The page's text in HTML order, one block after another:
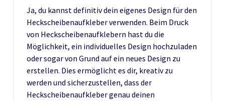
Ja, du kannst definitiv dein eigenes Design für den
Heckscheibenaufkleber verwenden. Beim Druck
von Heckscheibenaufklebern hast du die
Möglichkeit, ein individuelles Design hochzuladen
oder sogar von Grund auf ein neues Design zu
erstellen. Dies ermöglicht es dir, kreativ zu
werden und sicherzustellen, dass der
Heckscheibenaufkleber genau deinen